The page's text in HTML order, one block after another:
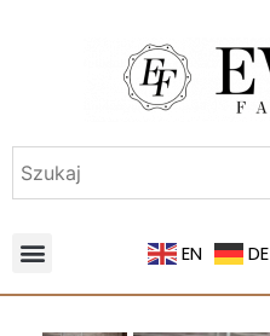
EN DE